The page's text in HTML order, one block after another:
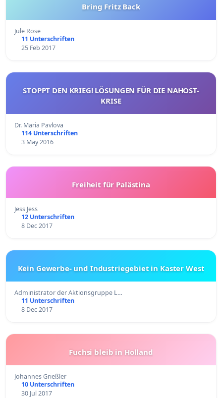
Bring Fritz Back
Jule Rose
11 Unterschriften
25 Feb 2017
STOPPT DEN KRIEG! LÖSUNGEN FÜR DIE NAHOST-
KRISE
Dr. Maria Pavlova
114 Unterschriften
3 May 2016
Freiheit für Palästina
Jess Jess
12 Unterschriften
8 Dec 2017
Kein Gewerbe- und Industriegebiet in Kaster West
Administrator der Aktionsgruppe L…
11 Unterschriften
8 Dec 2017
Fuchsi bleib in Holland
Johannes Grießler
10 Unterschriften
30 Jul 2017